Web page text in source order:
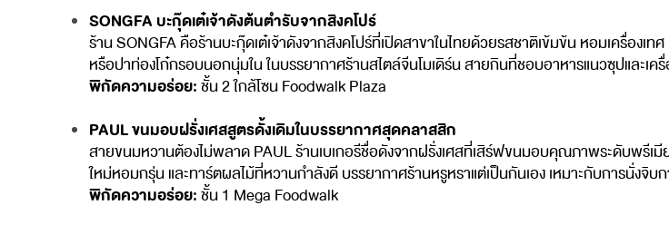
SONGFA บะกุ๊ดเต๋เจ้าดังต้นตำรับจากสิงคโปร์
ร้าน SONGFA คือร้านบะกุ๊ดเต๋เจ้าดังจากสิงคโปร์ที่เปิดสาขาในไทยด้วยรสชาติเข้มข้น หอมเครื่อ
หรือปาท่องโก๋กรอบนอกนุ่มใน ในบรรยากาศร้านสไตล์จีนโมเดิร์น สายกินที่ชอบอาหารแนวซุปและเค
พิกัดความอร่อย:ชั้น 2 ใกล้โซน Foodwalk Plaza
PAUL ขนมอบฝรั่งเศสสูตรดั้งเดิมในบรรยากาศสุดคลาสสิก
สายขนมหวานต้องไม่พลาด PAUL ร้านเบเกอรีชื่อดังจากฝรั่งเศสที่เสิร์ฟขนมอบคุณภาพระดับพรีเ
ใหม่หอมกรุ่น และทาร์ตผลไม้ที่หวานกำลังดี บรรยากาศร้านหรูหราแต่เป็นกันเอง เหมาะกับการนั่งจิ
พิกัดความอร่อย:ชั้น 1 Mega Foodwalk